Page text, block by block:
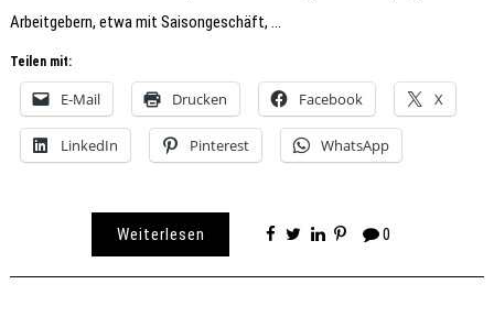
Arbeitgebern, etwa mit Saisongeschäft, …
Teilen mit:
E-Mail Drucken Facebook X
LinkedIn Pinterest WhatsApp
Weiterlesen 0